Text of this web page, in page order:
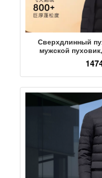
Сверхдлинный
мужской
защитой от
зимний пуховик с